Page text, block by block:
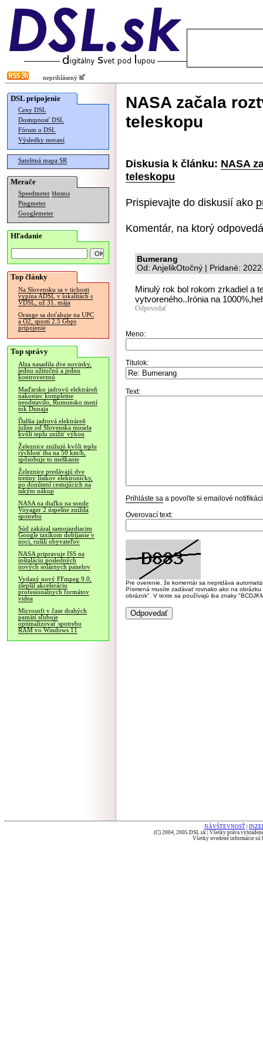
neprihlásený
DSL pripojenie
Ceny DSL
Dostupnosť DSL
Fórum o DSL
Výsledky meraní
Satelitná mapa SR
Merače
Speedmeter Merania
Pingmeter
Googlemeter
Hľadanie
Top články
Na Slovensku sa v tichosti
vypína ADSL v lokalitách s
VDSL, už 31. mája
Orange sa doťahuje na UPC
a O2, spustí 2.5 Gbps
pripojenie
Top správy
Alza nasadila dve novinky,
jednu užitočnú a jednu
kontroverznú
Maďarsko jadrovú elektráreň
nakoniec kompletne
neodstavilo, Rumunsko mení
tok Dunaja
Ďalšia jadrová elektráreň
južne od Slovenska musela
kvôli teplu znížiť výkon
Železnice znižujú kvôli teplu
rýchlosť iba na 50 km/h,
spôsobuje to meškanie
Železnice predávajú dve
tretiny lístkov elektronicky,
po donútení cestujúcich na
takýto nákup
NASA na diaľku na sonde
Voyager 2 úspešne znížila
spotrebu
Súd zakázal samojazdiacim
Google taxíkom dobíjanie v
noci, rušili obyvateľov
NASA pripravuje ISS na
inštaláciu posledných
nových solárnych panelov
Vydaný nový FFmpeg 9.0,
zlepšil akceleráciu
profesionálnych formátov
videa
Microsoft v čase drahých
pamätí sľubuje
optimalizovať spotrebu
RAM vo Windows 11
NASA začala
teleskopu
Diskusia k článku: NASA
teleskopu
Prispievajte do diskusií ako
Komentár, na ktorý
Bumerang
Od: AnjelikOtočný | Pridané:
Minulý rok bol rokom zrkadiel a
vytvoreného..Irónia na
Odpovedať
Meno:
Titulok:
Text:
Prihláste sa a povoľte si emailové
Overovací text:
Pre overenie, že komentár sa nepridáva
Písmená musíte zadávať rovnako ako na
obrázok". V texte sa používajú iba znaky
NÁVŠTEVNOSŤ
(C) 2004, 2005 DSL.sk | Všetky práva
Všetky uvedené informácie sú